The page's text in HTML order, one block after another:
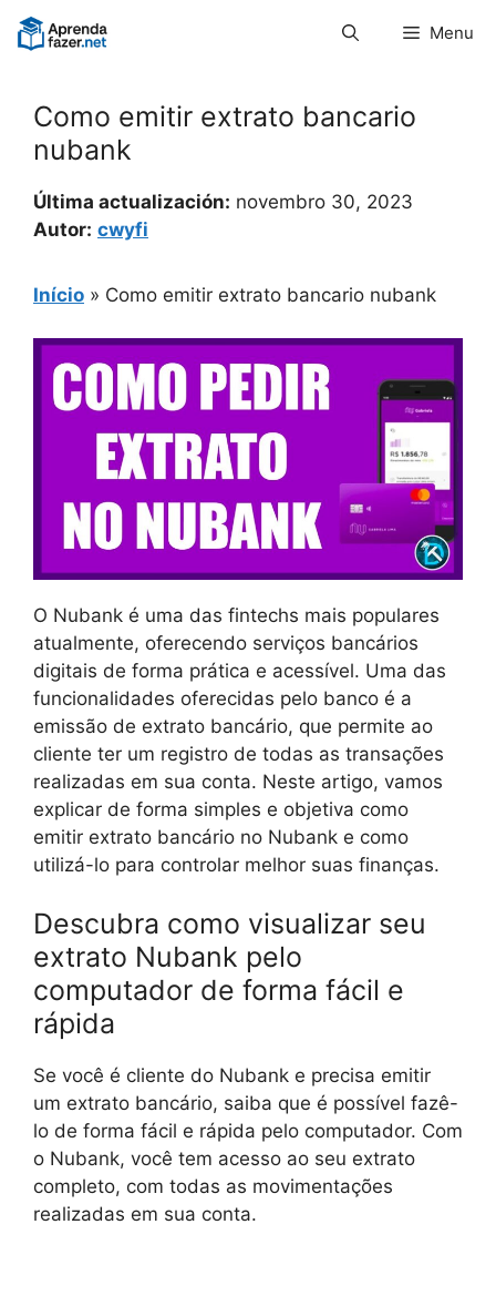
Pular
para
Menu
Como emitir extrato bancario
nubank
Última actualización: novembro 30, 2023
Autor: cwyfi
Início » Como emitir extrato bancario nubank
O Nubank é uma das fintechs mais populares
atualmente, oferecendo serviços bancários
digitais de forma prática e acessível. Uma das
funcionalidades oferecidas pelo banco é a
emissão de extrato bancário, que permite ao
cliente ter um registro de todas as transações
realizadas em sua conta. Neste artigo, vamos
explicar de forma simples e objetiva como
emitir extrato bancário no Nubank e como
utilizá-lo para controlar melhor suas finanças.
Descubra como visualizar seu
extrato Nubank pelo
computador de forma fácil e
rápida
Se você é cliente do Nubank e precisa emitir
um extrato bancário, saiba que é possível fazê-
lo de forma fácil e rápida pelo computador. Com
o Nubank, você tem acesso ao seu extrato
completo, com todas as movimentações
realizadas em sua conta.